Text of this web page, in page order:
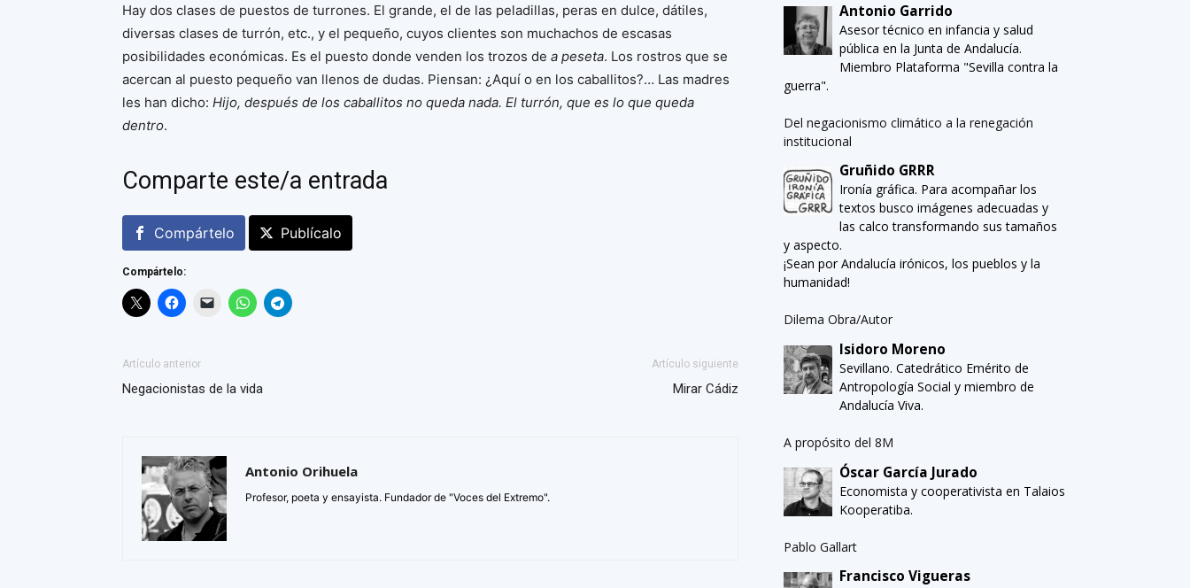
Hay dos clases de puestos de turrones. El grande, el de las peladillas, peras en dulce, dátiles,
diversas clases de turrón, etc., y el pequeño, cuyos clientes son muchachos de escasas
posibilidades económicas. Es el puesto donde venden los trozos de a peseta. Los rostros que se
acercan al puesto pequeño van llenos de dudas. Piensan: ¿Aquí o en los caballitos?… Las madres
les han dicho: Hijo, después de los caballitos no queda nada. El turrón, que es lo que queda
dentro.
Comparte este/a entrada
Compártelo Publícalo
Compártelo:
Artículo anterior
Negacionistas de la vida
Artículo siguiente
Mirar Cádiz
Antonio Orihuela
Profesor, poeta y ensayista. Fundador de "Voces del Extremo".
Antonio Garrido
Asesor técnico en infancia y salud
pública en la Junta de Andalucía.
Miembro Plataforma "Sevilla contra la
guerra".
Del negacionismo climático a la renegación
institucional
Gruñido GRRR
Ironía gráfica. Para acompañar los
textos busco imágenes adecuadas y
las calco transformando sus tamaños
y aspecto.
¡Sean por Andalucía irónicos, los pueblos y la
humanidad!
Dilema Obra/Autor
Isidoro Moreno
Sevillano. Catedrático Emérito de
Antropología Social y miembro de
Andalucía Viva.
A propósito del 8M
Óscar García Jurado
Economista y cooperativista en Talaios
Kooperatiba.
Pablo Gallart
Francisco Vigueras